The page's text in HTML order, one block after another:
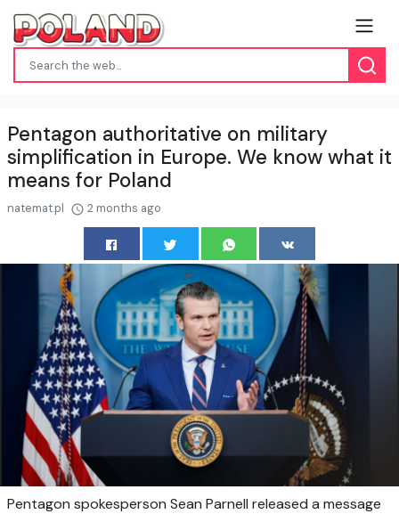
Pentagon authoritative on military
simplification in Europe. We know what it
means for Poland
natemat.pl 2 months ago
Pentagon spokesperson Sean Parnell released a message